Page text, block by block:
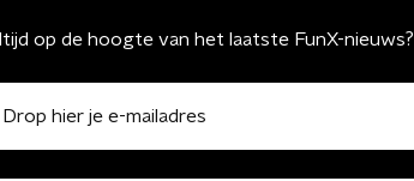
op de hoogte van het laatste FunX-nieuws?